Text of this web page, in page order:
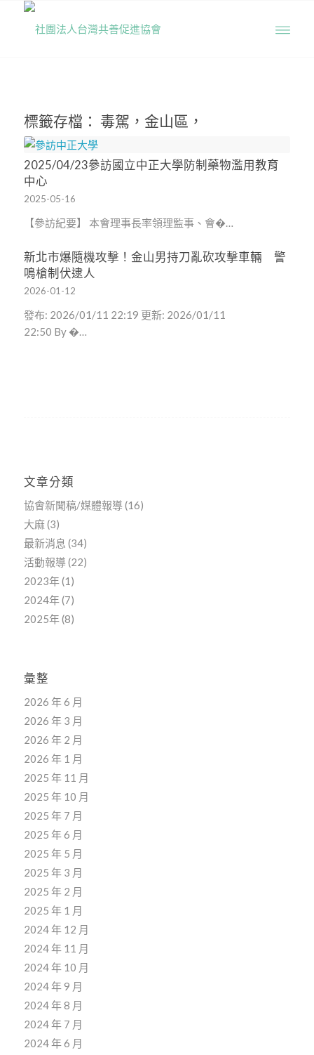
標籤存檔： 毒駕，金山區，
2025/04/23參訪國立中正大學防制藥物濫用教育
中心
2025-05-16
【參訪紀要】 本會理事長率領理監事、會�…
新北市爆隨機攻擊！金山男持刀亂砍攻擊車輛 警
鳴槍制伏逮人
2026-01-12
發布: 2026/01/11 22:19 更新: 2026/01/11
22:50 By �…
文章分類
協會新聞稿/媒體報導 (16)
大麻(3)
最新消息 (34)
活動報導 (22)
2023年(1)
2024年(7)
2025年(8)
彙整
2026 年 6 月
2026 年 3 月
2026 年 2 月
2026 年 1 月
2025 年 11 月
2025 年 10 月
2025 年 7 月
2025 年 6 月
2025 年 5 月
2025 年 3 月
2025 年 2 月
2025 年 1 月
2024 年 12 月
2024 年 11 月
2024 年 10 月
2024 年 9 月
2024 年 8 月
2024 年 7 月
2024 年 6 月